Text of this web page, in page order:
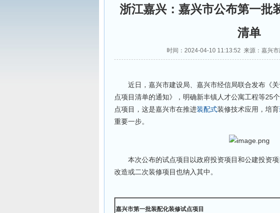
浙江嘉兴：嘉兴市公布第一批
清单
时间：2024-04-10 11:13:52 来源：嘉兴
近日，嘉兴市建设局、嘉兴市经信局联合发布《关
点项目清单的通知》，明确新丰镇人才公寓工程等25
点项目，这是嘉兴市在推进装配式装修技术应用，培育
重要一步。
本次公布的试点项目以政府投资项目和公建投资项
改造或二次装修项目也纳入其中。
嘉兴市第一批装配化装修试点项目